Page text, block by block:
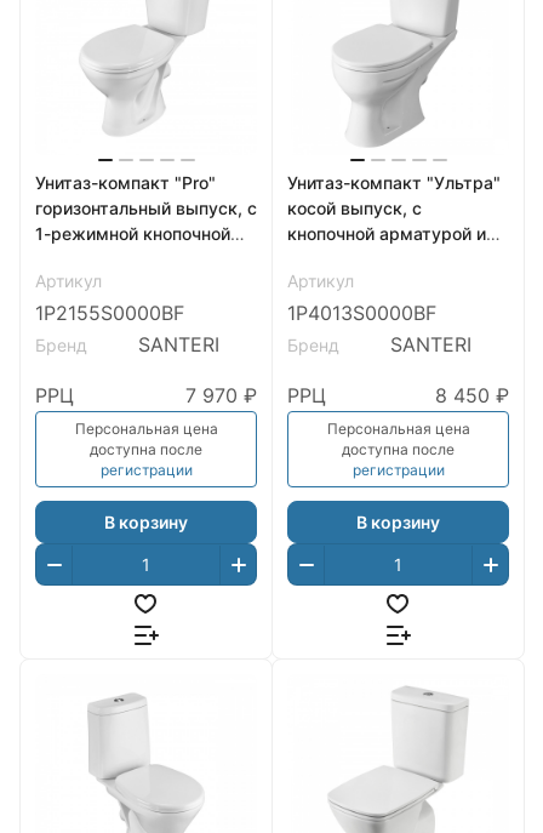
Унитаз-компакт "Pro"
горизонтальный выпуск, с
1-режимной кнопочной
полипропилен
Артикул
1P2155S0000BF
Бренд SANTERI
РРЦ 7 970 ₽
Персональная цена
доступна после
регистрации
В корзину
Унитаз-компакт "Ультра"
косой выпуск, с
кнопочной арматурой и
Артикул
1P4013S0000BF
Бренд SANTERI
РРЦ 8 450 ₽
Персональная цена
доступна после
регистрации
В корзину